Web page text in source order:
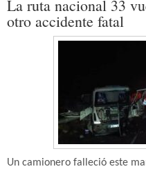
La ruta nacional 33
otro accidente fatal
Un camionero falleció este